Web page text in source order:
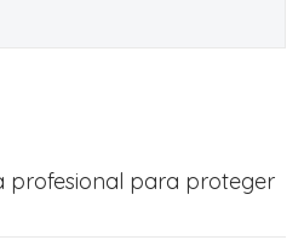
profesional para proteger